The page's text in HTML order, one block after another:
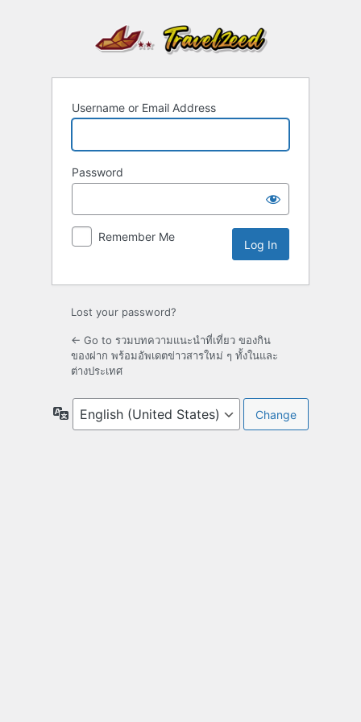
Username or Email Address
Password
Remember Me
Lost your password?
← Go to รวมบทความแนะนำที่เที่ยว ของกิน
ของฝาก พร้อมอัพเดตข่าวสารใหม่ ๆ ทั้งในและ
ต่างประเทศ
Language